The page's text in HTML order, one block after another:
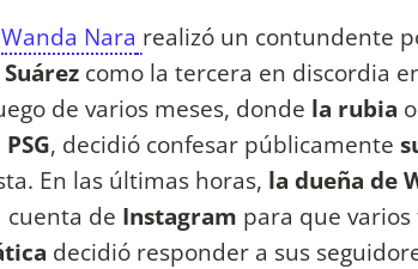
Wanda Nara realizó un contundente
como la tercera en discordia
de varios meses, donde la rubia
, decidió confesar públicamente
En las últimas horas, la dueña de
cuenta de Instagram para que
decidió responder a sus